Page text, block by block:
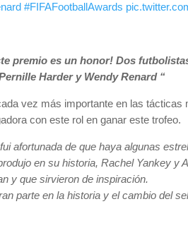
#FIFAFootballAwards
premio es un honor! Dos
Harder y Wendy Renard “
vez más importante en las tácticas
con este rol en ganar este trofeo.
afortunada de que haya algunas
en su historia, Rachel Yankey y
y que sirvieron de inspiración.
parte en la historia y el cambio del